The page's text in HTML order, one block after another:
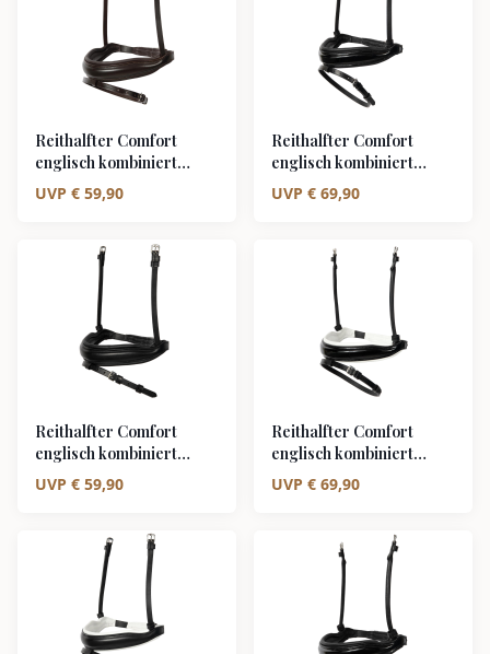
Reithalfter Comfort
englisch kombiniert
braun/silber braun
unterlegt matt
UVP € 59,90
Reithalfter Comfort
englisch kombiniert
schwarz/silber schwarz
unterlegt Lack
UVP € 69,90
Reithalfter Comfort
englisch kombiniert
schwarz/silber schwarz
unterlegt matt
UVP € 59,90
Reithalfter Comfort
englisch kombiniert
schwarz/silber weiß
unterlegt Lack
UVP € 69,90